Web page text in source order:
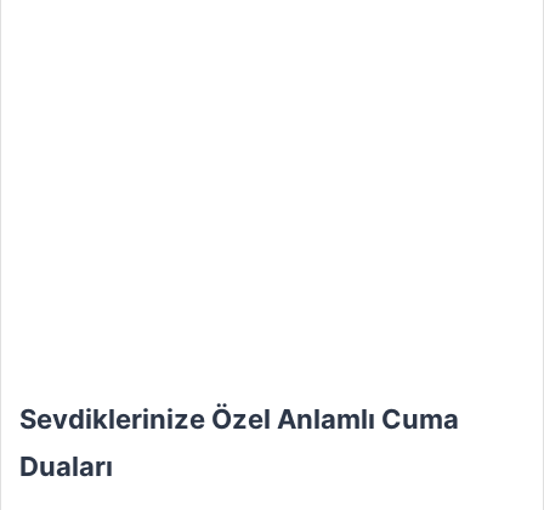
Sevdiklerinize Özel Anlamlı Cuma
Duaları